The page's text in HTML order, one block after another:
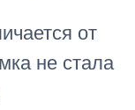
от
не стала